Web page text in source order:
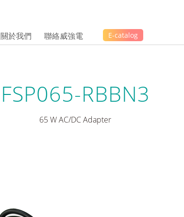
關於我們 聯絡威強電 E-catalog
FSP065-RBBN3
65 W AC/DC Adapter